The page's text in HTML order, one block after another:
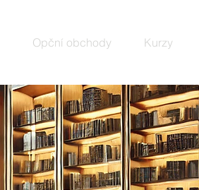
Opční obchody Kurzy